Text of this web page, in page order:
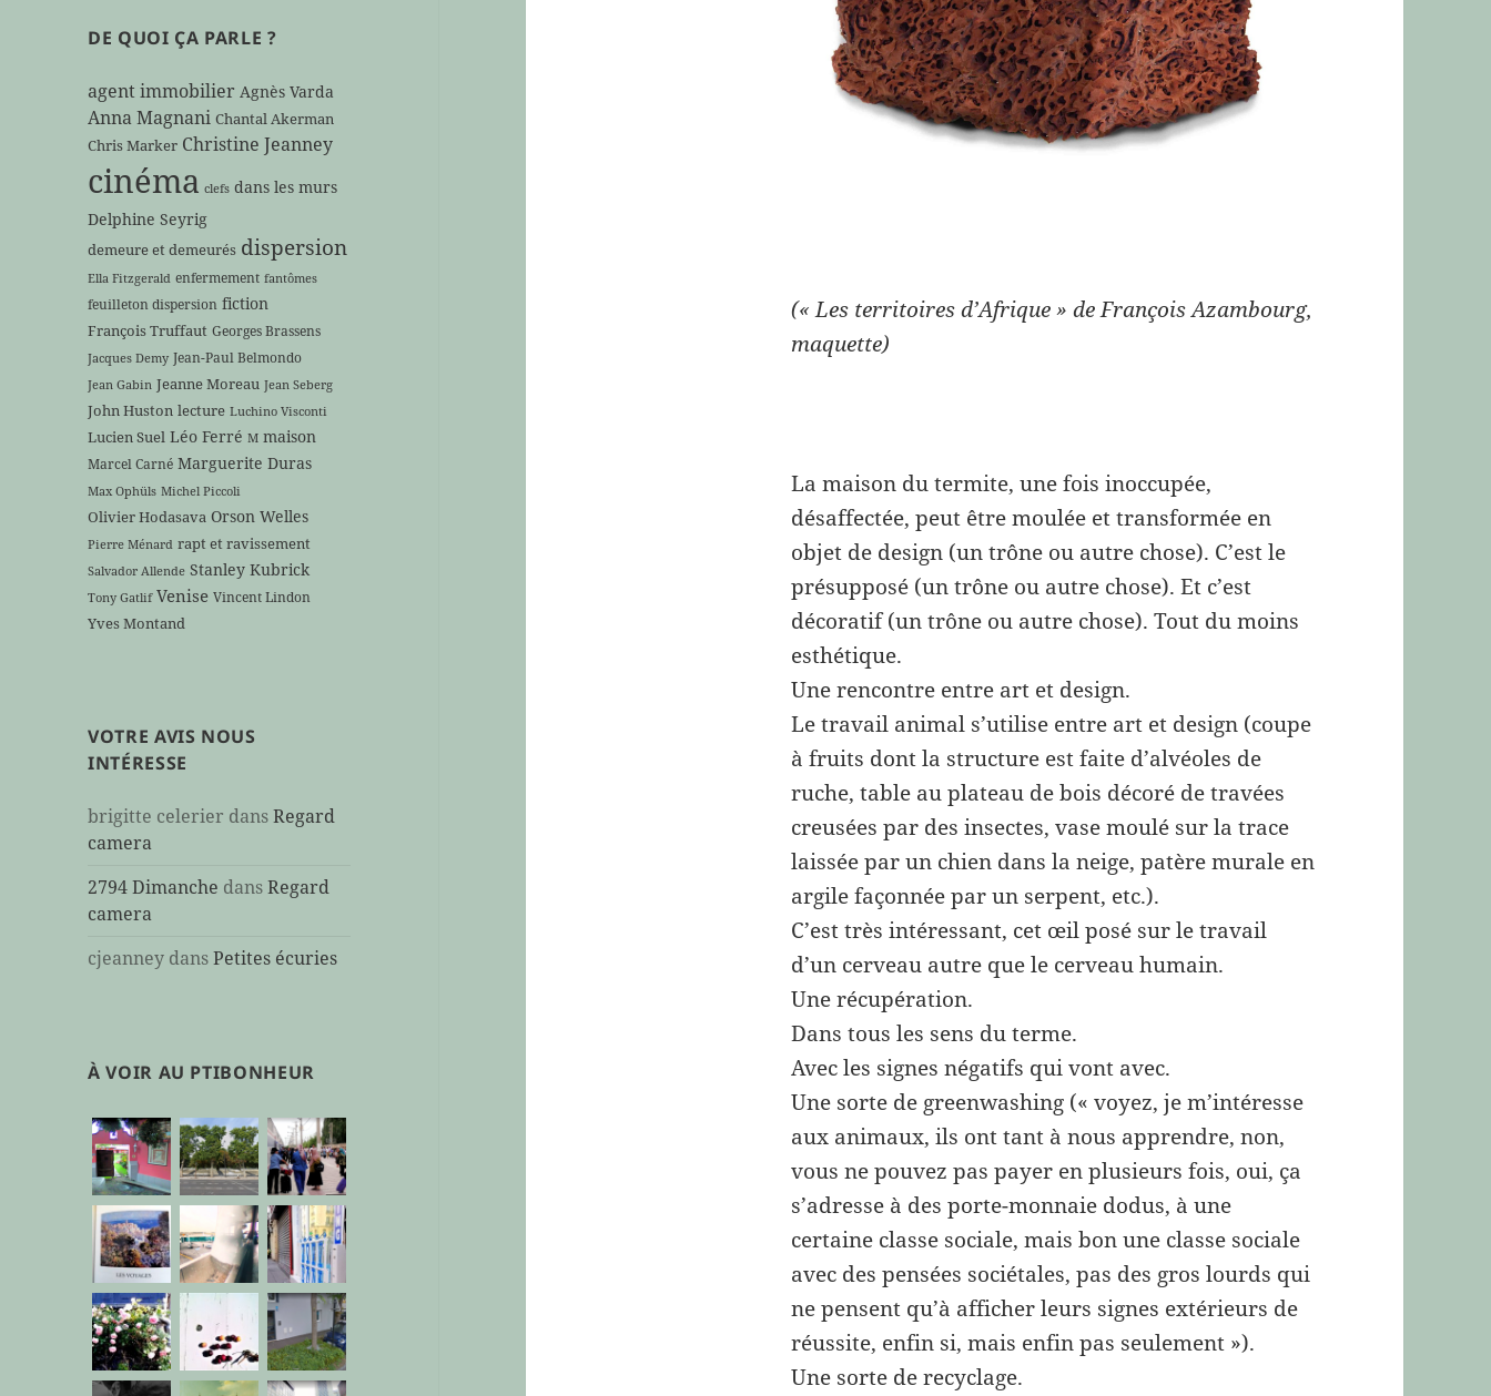
DE QUOI ÇA PARLE ?
agent immobilier Agnès Varda
Anna Magnani Chantal Akerman
Chris Marker Christine Jeanney
cinéma clefs dans les murs
Delphine Seyrig
demeure et demeurés dispersion
Ella Fitzgerald enfermement fantômes
feuilleton dispersion fiction
François Truffaut Georges Brassens
Jacques Demy Jean-Paul Belmondo
Jean Gabin Jeanne Moreau Jean Seberg
John Huston lecture Luchino Visconti
Lucien Suel Léo Ferré M maison
Marcel Carné Marguerite Duras
Max Ophüls Michel Piccoli
Olivier Hodasava Orson Welles
Pierre Ménard rapt et ravissement
Salvador Allende Stanley Kubrick
Tony Gatlif Venise Vincent Lindon
Yves Montand
VOTRE AVIS NOUS
INTÉRESSE
brigitte celerier dansRegard
camera
2794 Dimanche dansRegard
camera
cjeanney dansPetites écuries
À VOIR AU PTIBONHEUR
(« Les territoires d’Afrique » de François Azambourg,
maquette)
La maison du termite, une fois inoccupée,
désaffectée, peut être moulée et transformée en
objet de design (un trône ou autre chose). C’est le
présupposé (un trône ou autre chose). Et c’est
décoratif (un trône ou autre chose). Tout du moins
esthétique.
Une rencontre entre art et design.
Le travail animal s’utilise entre art et design (coupe
à fruits dont la structure est faite d’alvéoles de
ruche, table au plateau de bois décoré de travées
creusées par des insectes, vase moulé sur la trace
laissée par un chien dans la neige, patère murale en
argile façonnée par un serpent, etc.).
C’est très intéressant, cet œil posé sur le travail
d’un cerveau autre que le cerveau humain.
Une récupération.
Dans tous les sens du terme.
Avec les signes négatifs qui vont avec.
Une sorte de greenwashing (« voyez, je m’intéresse
aux animaux, ils ont tant à nous apprendre, non,
vous ne pouvez pas payer en plusieurs fois, oui, ça
s’adresse à des porte-monnaie dodus, à une
certaine classe sociale, mais bon une classe sociale
avec des pensées sociétales, pas des gros lourds qui
ne pensent qu’à afficher leurs signes extérieurs de
réussite, enfin si, mais enfin pas seulement »).
Une sorte de recyclage.